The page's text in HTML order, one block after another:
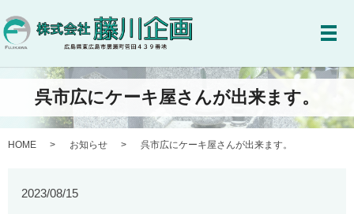
メ
呉市広にケーキ屋さんが出来ます。
HOME お知らせ 呉市広にケーキ屋さんが出来ます。
2023/08/15